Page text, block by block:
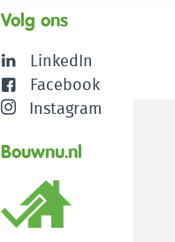
Volg ons
LinkedIn
Facebook
Instagram
Bouwnu.nl